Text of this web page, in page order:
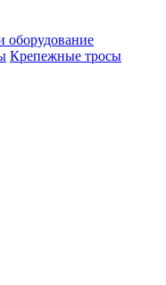
Крепежные тросы